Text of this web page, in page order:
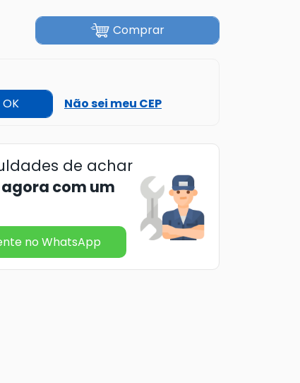
Comprar
OK Não sei meu CEP
de achar
agora com um
no WhatsApp